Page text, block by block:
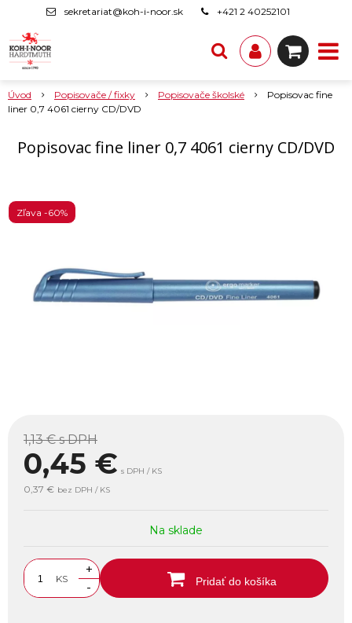
sekretariat@koh-i-noor.sk +421 2 40252101
Úvod Popisovače / fixky Popisovače školské
Popisovac fine
liner 0,7 4061 cierny CD/DVD
Popisovac fine liner 0,7 4061 cierny CD/DVD
Zľava -60%
1,13 €s DPH
0,45 € s DPH / KS
0,37 € bez DPH / KS
Na sklade
KS
+
-
Pridať do košíka